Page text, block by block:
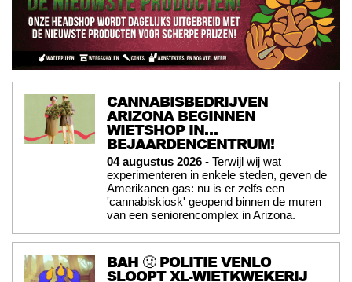
CANNABISBEDRIJVEN
ARIZONA BEGINNEN
WIETSHOP IN…
BEJAARDENCENTRUM!
04 augustus 2026 - Terwijl wij wat
experimenteren in enkele steden, geven de
Amerikanen gas: nu is er zelfs een
'cannabiskiosk' geopend binnen de muren
van een seniorencomplex in Arizona.
BAH 🤢 POLITIE VENLO
SLOOPT XL-WIETKWEKERIJ